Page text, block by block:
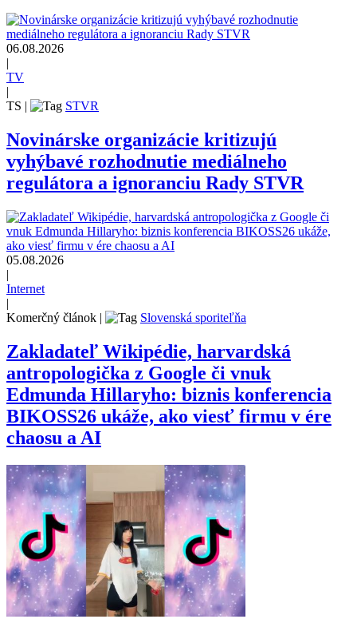
06.08.2026
TV
TS
STVR
Novinárske organizácie kritizujú
vyhýbavé rozhodnutie mediálneho
regulátora a ignoranciu Rady STVR
05.08.2026
|
Internet
|
Komerčný článok | Slovenská sporiteľňa
Zakladateľ Wikipédie, harvardská
antropologička z Google či vnuk
Edmunda Hillaryho: biznis konferencia
BIKOSS26 ukáže, ako viesť firmu v ére
chaosu a AI